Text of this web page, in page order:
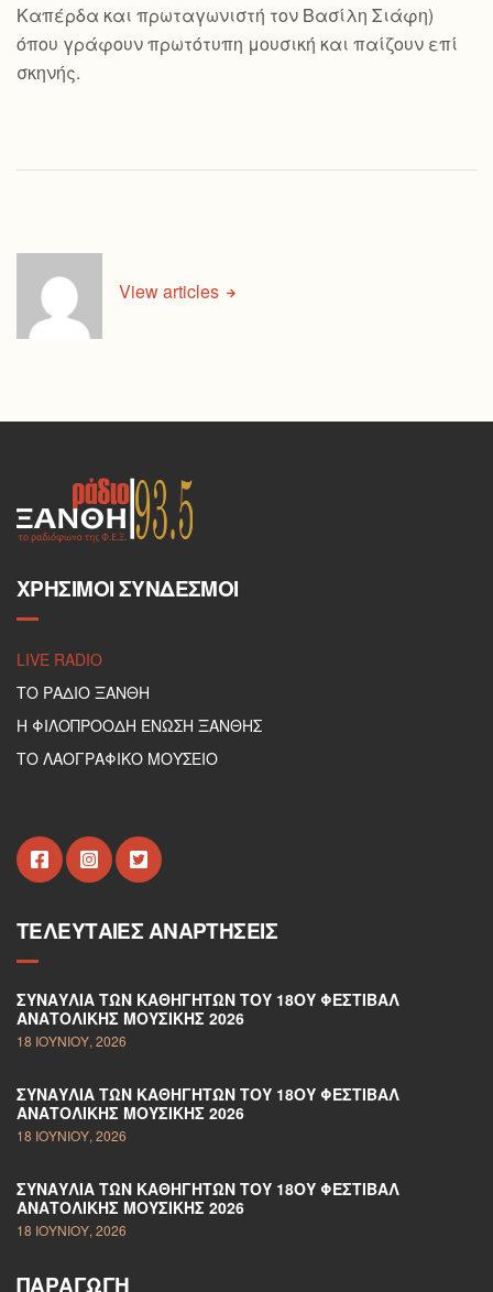
Καπέρδα και πρωταγωνιστή τον Βασίλη Σιάφη)
όπου γράφουν πρωτότυπη μουσική και παίζουν επί
σκηνής.
View articles
ΧΡΉΣΙΜΟΙ ΣΎΝΔΕΣΜΟΙ
LIVE RADIO
ΤΟ ΡΑΔΙΟ ΞΑΝΘΗ
Η ΦΙΛΟΠΡΟΟΔΗ ΕΝΩΣΗ ΞΑΝΘΗΣ
ΤΟ ΛΑΟΓΡΑΦΙΚΟ ΜΟΥΣΕΙΟ
ΤΕΛΕΥΤΑΊΕΣ ΑΝΑΡΤΉΣΕΙΣ
ΣΥΝΑΥΛΊΑ ΤΩΝ ΚΑΘΗΓΗΤΏΝ ΤΟΥ 18ΟΥ ΦΕΣΤΙΒΆΛ
ΑΝΑΤΟΛΙΚΉΣ ΜΟΥΣΙΚΉΣ 2026
18 ΙΟΥΝΊΟΥ, 2026
ΣΥΝΑΥΛΊΑ ΤΩΝ ΚΑΘΗΓΗΤΏΝ ΤΟΥ 18ΟΥ ΦΕΣΤΙΒΆΛ
ΑΝΑΤΟΛΙΚΉΣ ΜΟΥΣΙΚΉΣ 2026
18 ΙΟΥΝΊΟΥ, 2026
ΣΥΝΑΥΛΊΑ ΤΩΝ ΚΑΘΗΓΗΤΏΝ ΤΟΥ 18ΟΥ ΦΕΣΤΙΒΆΛ
ΑΝΑΤΟΛΙΚΉΣ ΜΟΥΣΙΚΉΣ 2026
18 ΙΟΥΝΊΟΥ, 2026
ΠΑΡΑΓΩΓΉ